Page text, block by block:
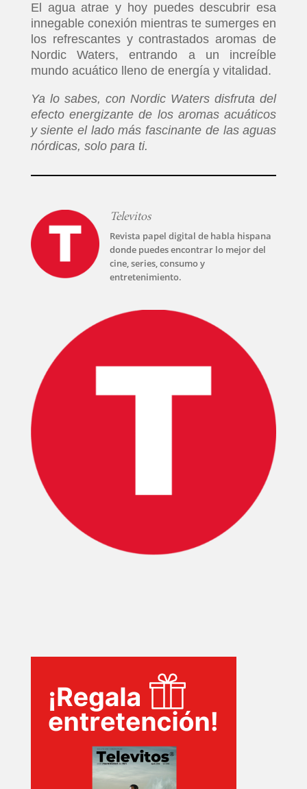
El agua atrae y hoy puedes descubrir esa
innegable conexión mientras te sumerges en
los refrescantes y contrastados aromas de
Nordic Waters, entrando a un increíble
mundo acuático lleno de energía y vitalidad.
Ya lo sabes, con Nordic Waters disfruta del
efecto energizante de los aromas acuáticos
y siente el lado más fascinante de las aguas
nórdicas, solo para ti.
Televitos
Revista papel digital de habla hispana
donde puedes encontrar lo mejor del
cine, series, consumo y
entretenimiento.